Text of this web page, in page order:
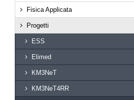
Fisica Applicata
Progetti
ESS
Elimed
KM3NeT
KM3NeT4RR